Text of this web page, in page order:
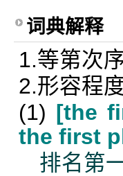
词典解释
1.等第次
2.形容程
(1) [the
the first
排名第